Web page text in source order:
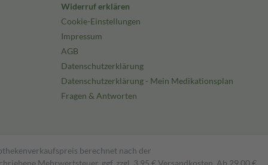
Widerruf erklären
Cookie-Einstellungen
Impressum
AGB
Datenschutzerklärung
Datenschutzerklärung - Mein Medikationsplan
Fragen & Antworten
berechnet nach der
Mehrwertsteuer, ggf. zzgl. 3,95 € Versandkosten. Ab 29,00 €